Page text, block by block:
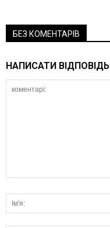
БЕЗ КОМЕНТАРІВ
НАПИСАТИ ВІДПОВІДЬ